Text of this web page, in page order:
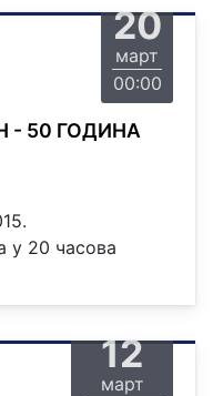
20
март
00:00
- 50 ГОДИНА
у 20 часова
12
март